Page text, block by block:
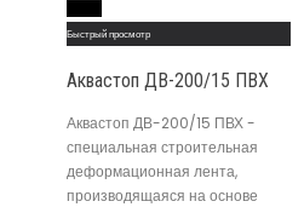
Быстрый просмотр
Аквастоп ДВ-200/15 ПВХ
Аквастоп ДВ-200/15 ПВХ -
специальная строительная
деформационная лента,
производящаяся на основе